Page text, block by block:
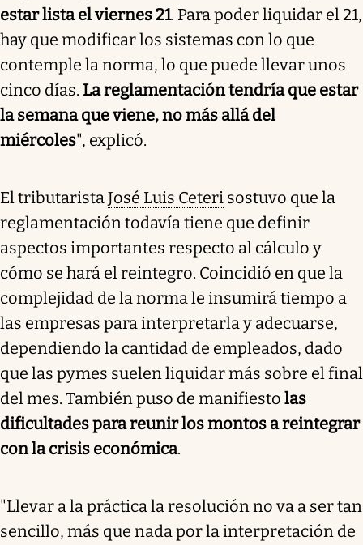
estar lista el viernes 21. Para poder liquidar el 21,
hay que modificar los sistemas con lo que
contemple la norma, lo que puede llevar unos
cinco días. La reglamentación tendría que estar
la semana que viene, no más allá del
miércoles", explicó.
El tributaristaJosé Luis Ceteri sostuvo que la
reglamentación todavía tiene que definir
aspectos importantes respecto al cálculo y
cómo se hará el reintegro. Coincidió en que la
complejidad de la norma le insumirá tiempo a
las empresas para interpretarla y adecuarse,
dependiendo la cantidad de empleados, dado
que las pymes suelen liquidar más sobre el final
del mes. También puso de manifiesto las
dificultades para reunir los montos a reintegrar
con la crisis económica.
"Llevar a la práctica la resolución no va a ser tan
sencillo, más que nada por la interpretación de